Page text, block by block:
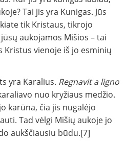
Tai jis yra Kunigas. Jūs
tik Kristaus, tikrojo
aukojamos Mišios – tai
Kristus vienoje iš jo esminių
yra Karalius. Regnavit a ligno
nuo kryžiaus medžio.
karūna, čia jis nugalėjo
Tad vėlgi Mišių aukoje jo
aukščiausiu būdu.[7]